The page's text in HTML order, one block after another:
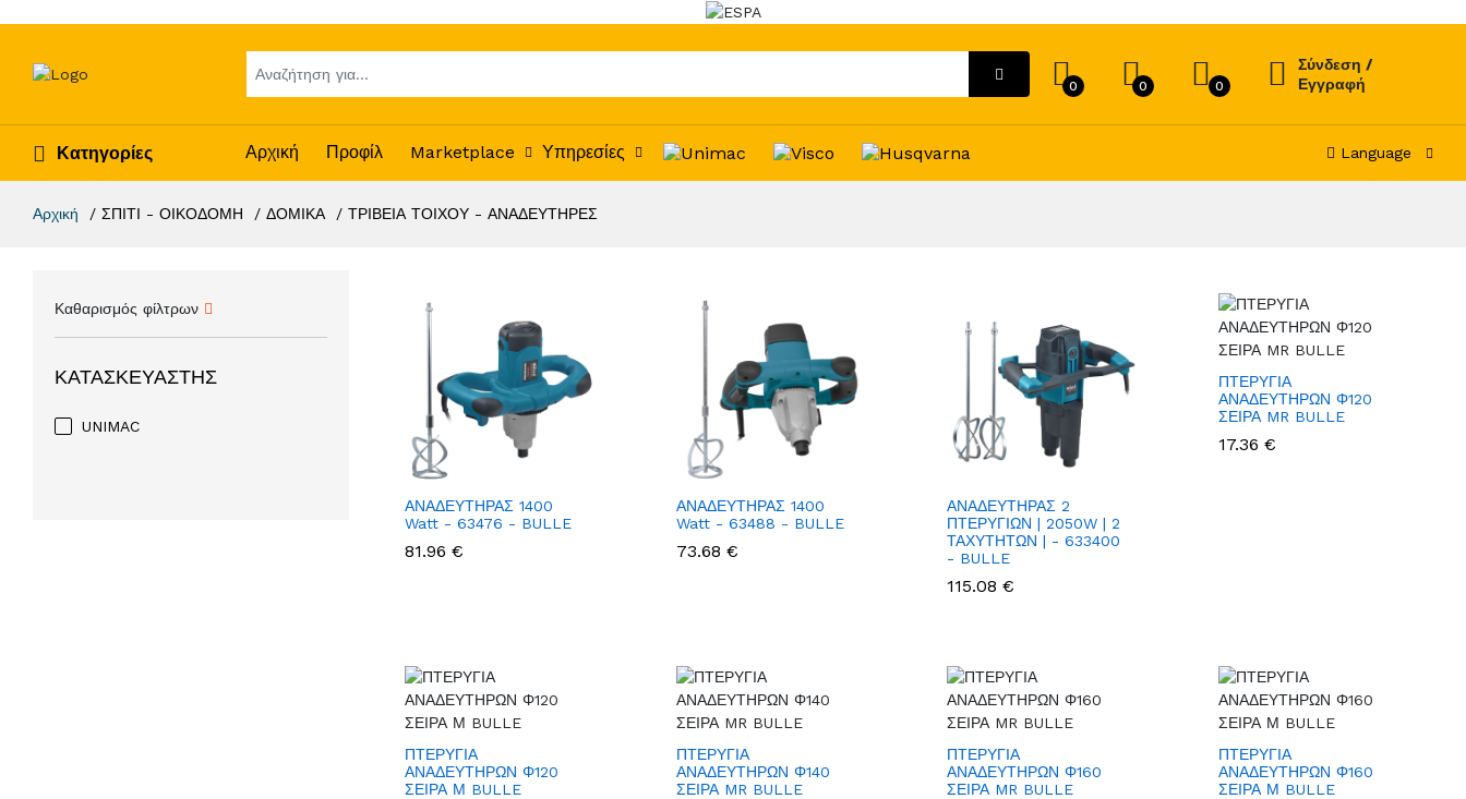
0 0 0
Σύνδεση /
Εγγραφή
Κατηγορίες Αρχική Προφίλ Marketplace Υπηρεσίες Language
Αρχική ΣΠΙΤΙ - ΟΙΚΟΔΟΜΗ ΔΟΜΙΚΑ ΤΡΙΒΕΙΑ ΤΟΙΧΟΥ - ΑΝΑΔΕΥΤΗΡΕΣ
Καθαρισμός φίλτρων
ΚΑΤΑΣΚΕΥΑΣΤΉΣ
UNIMAC
ΑΝΑΔΕΥΤΗΡΑΣ 1400
Watt - 63476 - BULLE
81.96 €
ΑΝΑΔΕΥΤΗΡΑΣ 1400
Watt - 63488 - BULLE
73.68 €
ΑΝΑΔΕΥΤΗΡΑΣ 2
ΠΤΕΡΥΓΙΩΝ | 2050W | 2
ΤΑΧΥΤΗΤΩΝ | - 633400
- BULLE
115.08 €
ΠΤΕΡΥΓΙΑ
ΑΝΑΔΕΥΤΗΡΩΝ Φ120
ΣΕΙΡΑ MR BULLE
17.36 €
ΠΤΕΡΥΓΙΑ
ΑΝΑΔΕΥΤΗΡΩΝ Φ120
ΣΕΙΡΑ Μ BULLE
ΠΤΕΡΥΓΙΑ
ΑΝΑΔΕΥΤΗΡΩΝ Φ140
ΣΕΙΡΑ MR BULLE
ΠΤΕΡΥΓΙΑ
ΑΝΑΔΕΥΤΗΡΩΝ Φ160
ΣΕΙΡΑ MR BULLE
ΠΤΕΡΥΓΙΑ
ΑΝΑΔΕΥΤΗΡΩΝ Φ160
ΣΕΙΡΑ Μ BULLE